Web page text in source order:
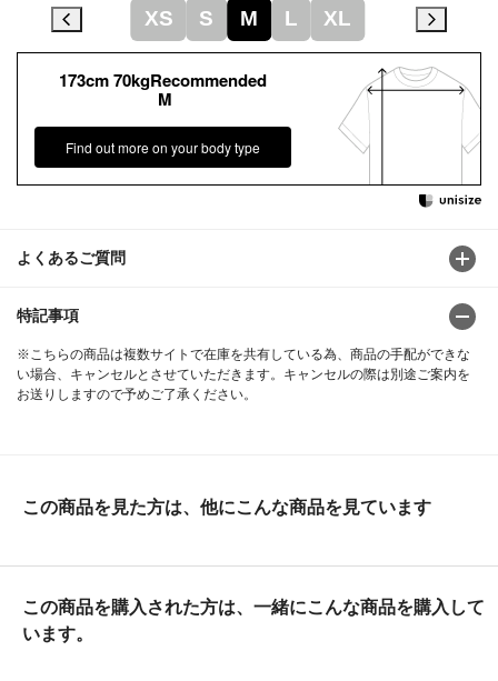
よくあるご質問
特記事項
※こちらの商品は複数サイトで在庫を共有している為、商品の手配ができな
い場合、キャンセルとさせていただきます。キャンセルの際は別途ご案内を
お送りしますので予めご了承ください。
173cm 70kgRecommended
M
Find out more on your body type
XS S M L XL
この商品を見た方は、他にこんな商品を見ています
この商品を購入された方は、一緒にこんな商品を購入して
います。